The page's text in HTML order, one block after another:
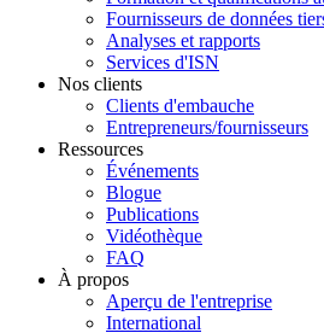
Fournisseurs de données
Analyses et rapports
Services d'ISN
Nos clients
Clients d'embauche
Entrepreneurs/fournisseurs
Ressources
Événements
Blogue
Publications
Vidéothèque
FAQ
À propos
Aperçu de l'entreprise
International